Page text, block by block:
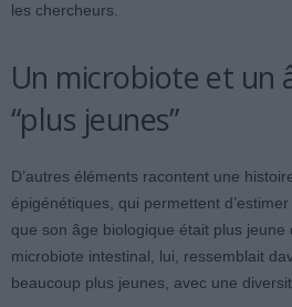
les chercheurs.
Un microbiote et un
“plus jeunes”
D’autres éléments racontent une
épigénétiques, qui permettent
que son âge biologique était plus jeune
microbiote intestinal, lui, ressemblait
beaucoup plus jeunes, avec une